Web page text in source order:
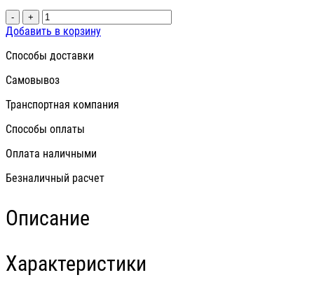
- +
Добавить в корзину
Способы доставки
Самовывоз
Транспортная компания
Способы оплаты
Оплата наличными
Безналичный расчет
Описание
Характеристики